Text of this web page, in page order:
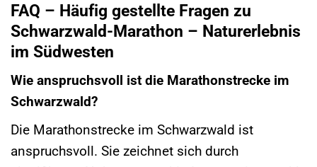
FAQ – Häufig gestellte Fragen zu
Schwarzwald-Marathon – Naturerlebnis
im Südwesten
Wie anspruchsvoll ist die Marathonstrecke im
Schwarzwald?
Die Marathonstrecke im Schwarzwald ist
anspruchsvoll. Sie zeichnet sich durch